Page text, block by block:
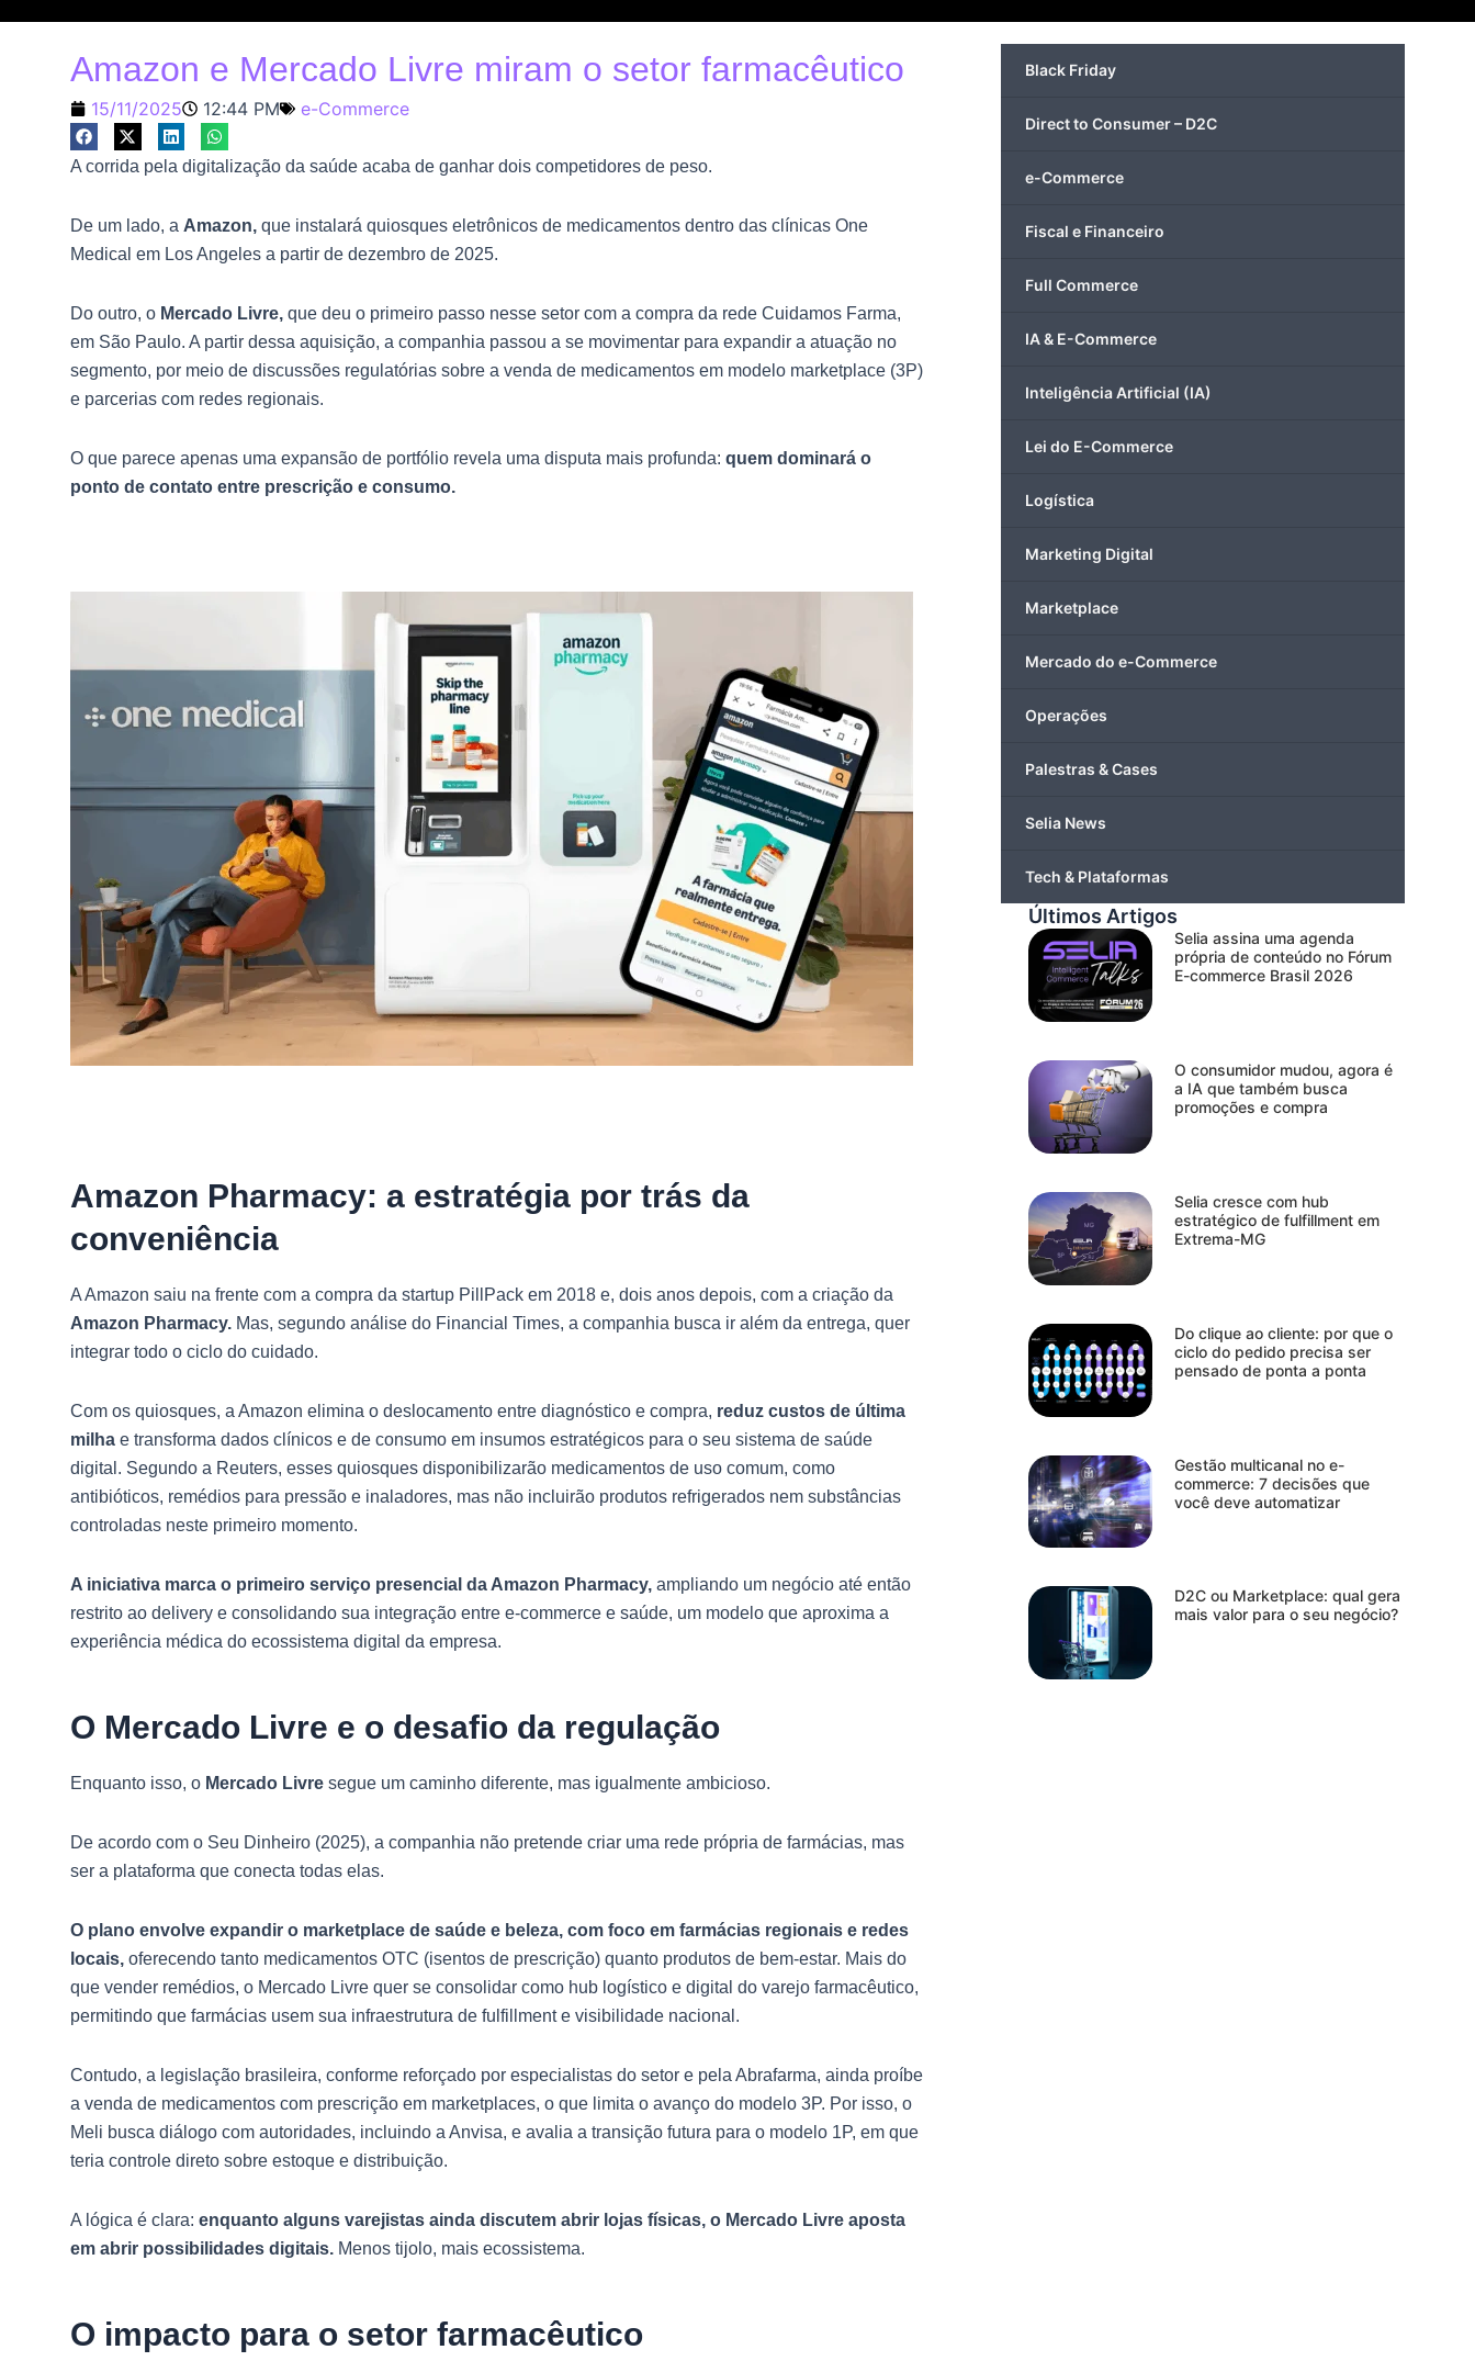
Amazon e Mercado Livre miram o setor farmacêutico
15/11/2025 12:44 PM e-Commerce
A corrida pela digitalização da saúde acaba de ganhar dois competidores de peso.
De um lado, a Amazon, que instalará quiosques eletrônicos de medicamentos dentro das clínicas One
Medical em Los Angeles a partir de dezembro de 2025.
Do outro, o Mercado Livre, que deu o primeiro passo nesse setor com a compra da rede Cuidamos Farma,
em São Paulo. A partir dessa aquisição, a companhia passou a se movimentar para expandir a atuação no
segmento, por meio de discussões regulatórias sobre a venda de medicamentos em modelo marketplace (3P)
e parcerias com redes regionais.
O que parece apenas uma expansão de portfólio revela uma disputa mais profunda: quem dominará o
ponto de contato entre prescrição e consumo.
Amazon Pharmacy: a estratégia por trás da
conveniência
A Amazon saiu na frente com a compra da startup PillPack em 2018 e, dois anos depois, com a criação da
Amazon Pharmacy. Mas, segundo análise do Financial Times, a companhia busca ir além da entrega, quer
integrar todo o ciclo do cuidado.
Com os quiosques, a Amazon elimina o deslocamento entre diagnóstico e compra, reduz custos de última
milha e transforma dados clínicos e de consumo em insumos estratégicos para o seu sistema de saúde
digital. Segundo a Reuters, esses quiosques disponibilizarão medicamentos de uso comum, como
antibióticos, remédios para pressão e inaladores, mas não incluirão produtos refrigerados nem substâncias
controladas neste primeiro momento.
A iniciativa marca o primeiro serviço presencial da Amazon Pharmacy, ampliando um negócio até então
restrito ao delivery e consolidando sua integração entre e-commerce e saúde, um modelo que aproxima a
experiência médica do ecossistema digital da empresa.
O Mercado Livre e o desafio da regulação
Enquanto isso, o Mercado Livre segue um caminho diferente, mas igualmente ambicioso.
De acordo com o Seu Dinheiro (2025), a companhia não pretende criar uma rede própria de farmácias, mas
ser a plataforma que conecta todas elas.
O plano envolve expandir o marketplace de saúde e beleza, com foco em farmácias regionais e redes
locais, oferecendo tanto medicamentos OTC (isentos de prescrição) quanto produtos de bem-estar. Mais do
que vender remédios, o Mercado Livre quer se consolidar como hub logístico e digital do varejo farmacêutico,
permitindo que farmácias usem sua infraestrutura de fulfillment e visibilidade nacional.
Contudo, a legislação brasileira, conforme reforçado por especialistas do setor e pela Abrafarma, ainda proíbe
a venda de medicamentos com prescrição em marketplaces, o que limita o avanço do modelo 3P. Por isso, o
Meli busca diálogo com autoridades, incluindo a Anvisa, e avalia a transição futura para o modelo 1P, em que
teria controle direto sobre estoque e distribuição.
A lógica é clara: enquanto alguns varejistas ainda discutem abrir lojas físicas, o Mercado Livre aposta
em abrir possibilidades digitais. Menos tijolo, mais ecossistema.
O impacto para o setor farmacêutico
Black Friday
Direct to Consumer – D2C
e-Commerce
Fiscal e Financeiro
Full Commerce
IA & E-Commerce
Inteligência Artificial (IA)
Lei do E-Commerce
Logística
Marketing Digital
Marketplace
Mercado do e-Commerce
Operações
Palestras & Cases
Selia News
Tech & Plataformas
Últimos Artigos
Selia assina uma agenda
própria de conteúdo no Fórum
E-commerce Brasil 2026
O consumidor mudou, agora é
a IA que também busca
promoções e compra
Selia cresce com hub
estratégico de fulfillment em
Extrema-MG
Do clique ao cliente: por que o
ciclo do pedido precisa ser
pensado de ponta a ponta
Gestão multicanal no e-
commerce: 7 decisões que
você deve automatizar
D2C ou Marketplace: qual gera
mais valor para o seu negócio?